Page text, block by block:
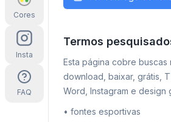
Cores
Insta
FAQ
Termos
Esta página cobre
download, baixar, grátis,
Word, Instagram e design
• fontes esportivas